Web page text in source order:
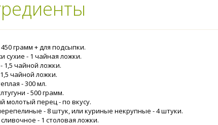
грамм + для подсыпки.
сухие - 1 чайная ложки.
1,5 чайной ложки.
чайной ложки.
- 300 мл.
- 500 грамм.
молотый перец - по вкусу.
- 8 штук, или куриные некрупные - 4 штуки.
- 1 столовая ложки.